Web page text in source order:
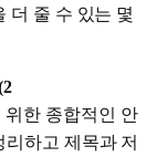
더 줄 수 있는 몇
위한 종합적인 안
하고 제목과 저